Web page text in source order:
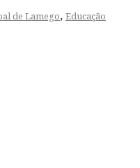
de Lamego, Educação